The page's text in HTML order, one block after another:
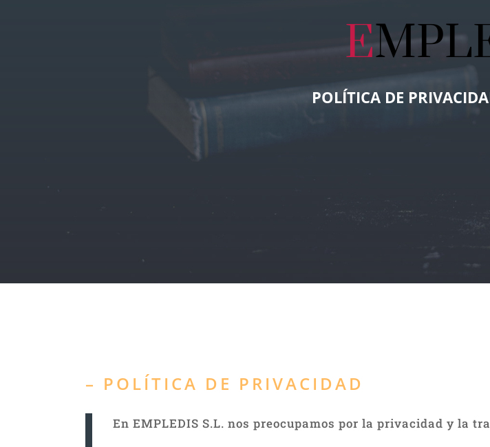
E
POLÍTICA DE
– POLÍTICA DE PRIVACIDAD
En EMPLEDIS S.L. nos preocupamos por la privacidad y la